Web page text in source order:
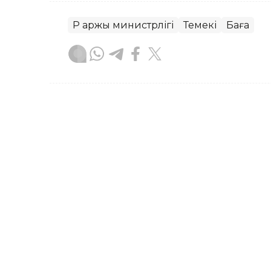
ҚР Қаржы министрлігі Темекі Баға